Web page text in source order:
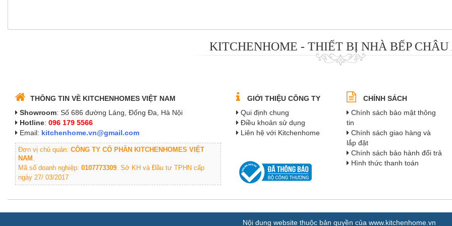
KITCHENHOME - THIẾT BỊ NHÀ BẾP CHÂU
THÔNG TIN VỀ KITCHENHOMES VIỆT NAM
Showroom: Số 686 đường Láng, Đống Đa, Hà Nội
Hotline: 096 179 5566
Email: kitchenhome.vn@gmail.com
Đơn vị chủ quản: CÔNG TY CỔ PHẦN KITCHENHOMES VIỆT
NAM .
Mã số doanh nghiệp: 0107773309. Sở KH và Đầu tư TPHN cấp
ngày 27/ 03/2017
GIỚI THIỆU CÔNG TY
Qui định chung
Điều khoản sử dụng
Liên hệ với Kitchenhome
CHÍNH SÁCH
Chính sách bảo mật thông
tin
Chính sách giao hàng và
lắp đặt
Chính sách bảo hành đổi trả
Hình thức thanh toán
Nội dung website thuộc bản quyền của www.kitchenhome.vn